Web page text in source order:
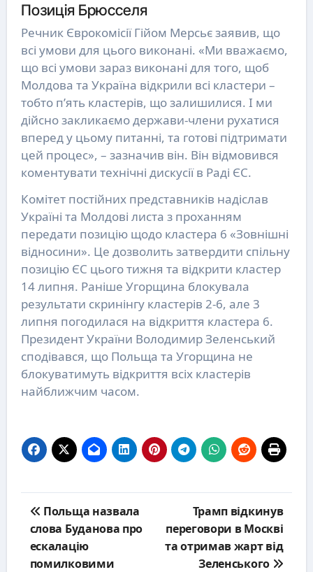
Позиція Брюсселя
Речник Єврокомісії Гійом Мерсьє заявив, що
всі умови для цього виконані. «Ми вважаємо,
що всі умови зараз виконані для того, щоб
Молдова та Україна відкрили всі кластери –
тобто п’ять кластерів, що залишилися. І ми
дійсно закликаємо держави-члени рухатися
вперед у цьому питанні, та готові підтримати
цей процес», – зазначив він. Він відмовився
коментувати технічні дискусії в Раді ЄС.
Комітет постійних представників надіслав
Україні та Молдові листа з проханням
передати позицію щодо кластера 6 «Зовнішні
відносини». Це дозволить затвердити спільну
позицію ЄС цього тижня та відкрити кластер
14 липня. Раніше Угорщина блокувала
результати скринінгу кластерів 2-6, але 3
липня погодилася на відкриття кластера 6.
Президент України Володимир Зеленський
сподівався, що Польща та Угорщина не
блокуватимуть відкриття всіх кластерів
найближчим часом.
navigation
Польща назвала
слова Буданова про
ескалацію
помилковими
Трамп відкинув
переговори в Москві
та отримав жарт від
Зеленського